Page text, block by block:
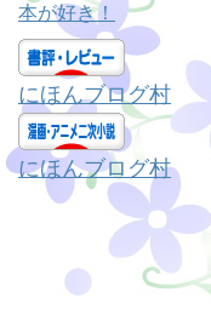
本が好き！
にほんブログ村
にほんブログ村